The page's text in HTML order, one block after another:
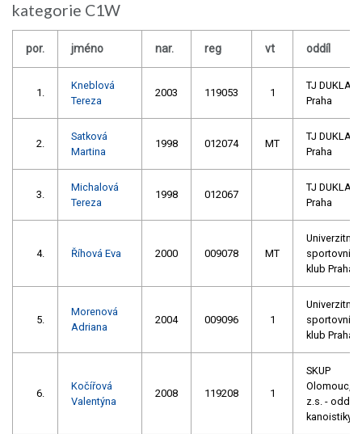
kategorie C1W
por. jméno nar. reg vt oddíl
1.
Kneblová
Tereza
2003 119053 1
TJ DUKLA
Praha
2.
Satková
Martina
1998 012074 MT
TJ DUKLA
Praha
3.
Michalová
Tereza
1998 012067
TJ DUKLA
Praha
4. Říhová Eva 2000 009078 MT
Univerzitní
sportovní
klub Praha
5.
Morenová
Adriana
2004 009096 1
Univerzitní
sportovní
klub Praha
6.
Kočířová
Valentýna
2008 119208 1
SKUP
Olomouc,
z.s. - oddíl
kanoistiky